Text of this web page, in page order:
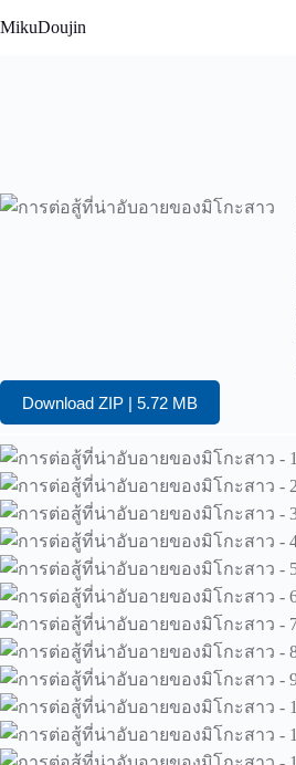
to
MikuDoujin
Download ZIP | 5.72 MB